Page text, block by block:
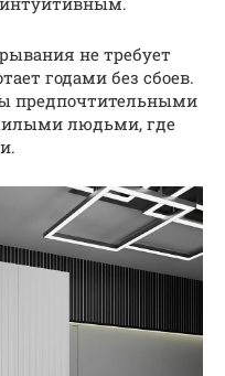
не требует
годами без сбоев.
предпочтительными
людьми, где